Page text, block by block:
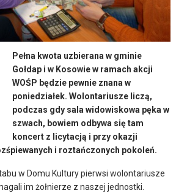
Pełna kwota uzbierana w gminie
Gołdap i w Kosowie w ramach akcji
WOŚP będzie pewnie znana w
poniedziałek. Wolontariusze liczą,
podczas gdy sala widowiskowa pęka w
szwach, bowiem odbywa się tam
koncert z licytacją i przy okazji
i roztańczonych pokoleń.
w Domu Kultury pierwsi wolontariusze
im żołnierze z naszej jednostki.